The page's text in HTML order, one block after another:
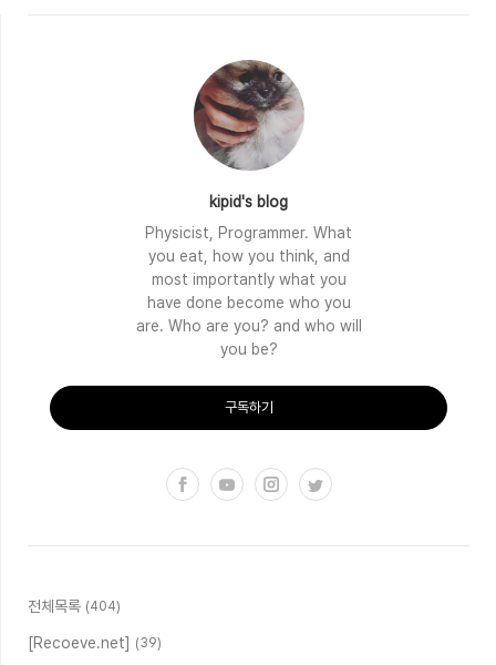
kipid's blog
Physicist, Programmer. What
you eat, how you think, and
most importantly what you
have done become who you
are. Who are you? and who will
you be?
구독하기
전체목록 (404)
[Recoeve.net] (39)